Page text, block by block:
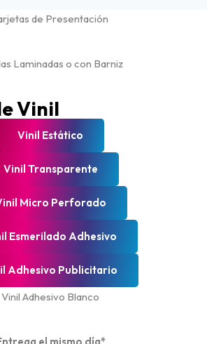
de Presentación
Laminadas o con Barniz
Vinil
Vinil Estático
Vinil Transparente
Micro Perforado
Esmerilado Adhesivo
Adhesivo Publicitario
Vinil Adhesivo Blanco